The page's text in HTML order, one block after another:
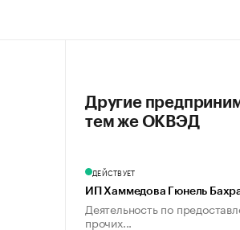
Другие
тем же ОКВЭД
ДЕЙСТВУЕТ
ИП Хаммедова Гюнель
Деятельность по
прочих...